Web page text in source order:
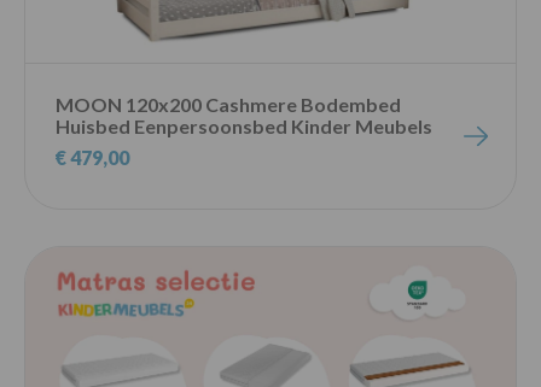
MOON 120x200 Cashmere Bodembed
Huisbed Eenpersoonsbed Kinder Meubels
€ 479,00